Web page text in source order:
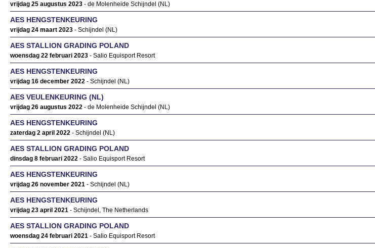
vrijdag 25 augustus 2023- de Molenheide Schijndel (NL)
AES HENGSTENKEURING
vrijdag 24 maart 2023- Schijndel (NL)
AES STALLION GRADING POLAND
woensdag 22 februari 2023- Salio Equisport Resort
AES HENGSTENKEURING
vrijdag 16 december 2022- Schijndel (NL)
AES VEULENKEURING (NL)
vrijdag 26 augustus 2022- de Molenheide Schijndel (NL)
AES HENGSTENKEURING
zaterdag 2 april 2022- Schijndel (NL)
AES STALLION GRADING POLAND
dinsdag 8 februari 2022- Salio Equisport Resort
AES HENGSTENKEURING
vrijdag 26 november 2021- Schijndel (NL)
AES HENGSTENKEURING
vrijdag 23 april 2021- Schijndel, The Netherlands
AES STALLION GRADING POLAND
woensdag 24 februari 2021- Salio Equisport Resort